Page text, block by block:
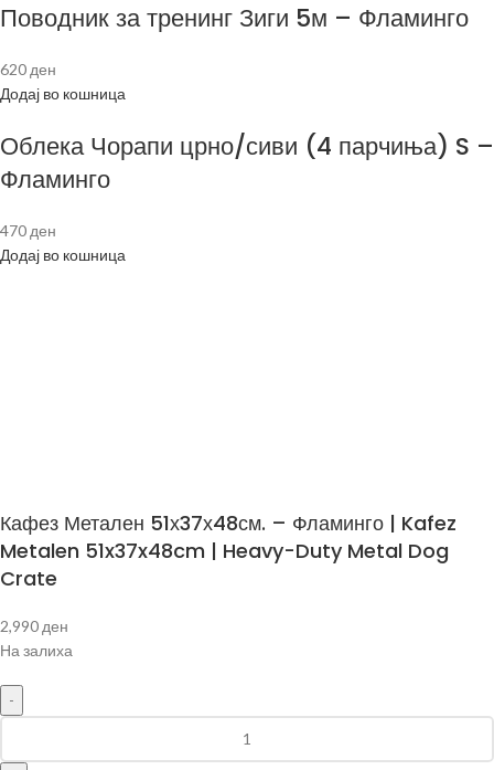
Поводник за тренинг Зиги 5м – Фламинго
620 ден
Додај во кошница
Облека Чорапи црно/сиви (4 парчиња) S –
Фламинго
470 ден
Додај во кошница
Кафез Метален 51х37х48см. – Фламинго | Kafez
Metalen 51x37x48cm | Heavy-Duty Metal Dog
Crate
2,990 ден
На залиха